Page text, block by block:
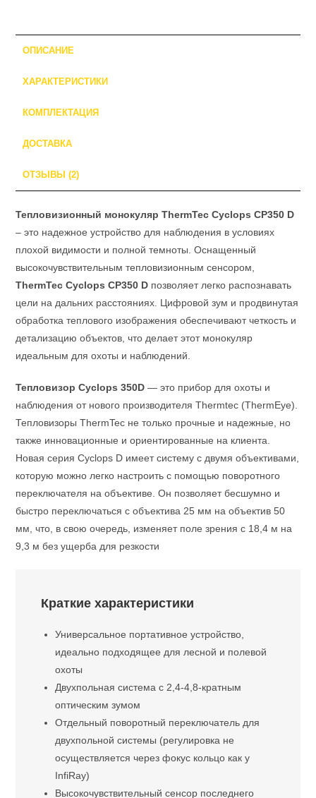
ОПИСАНИЕ
ХАРАКТЕРИСТИКИ
КОМПЛЕКТАЦИЯ
ДОСТАВКА
ОТЗЫВЫ (2)
Тепловизионный монокуляр ThermTec Cyclops CP350 D
– это надежное устройство для наблюдения в условиях
плохой видимости и полной темноты. Оснащенный
высокочувствительным тепловизионным сенсором,
ThermTec Cyclops CP350 D позволяет легко распознавать
цели на дальних расстояниях. Цифровой зум и продвинутая
обработка теплового изображения обеспечивают четкость и
детализацию объектов, что делает этот монокуляр
идеальным для охоты и наблюдений.
Тепловизор Cyclops 350D — это прибор для охоты и
наблюдения от нового производителя Thermtec (ThermEye).
Тепловизоры ThermTec не только прочные и надежные, но
также инновационные и ориентированные на клиента.
Новая серия Cyclops D имеет систему с двумя объективами,
которую можно легко настроить с помощью поворотного
переключателя на объективе. Он позволяет бесшумно и
быстро переключаться с объектива 25 мм на объектив 50
мм, что, в свою очередь, изменяет поле зрения с 18,4 м на
9,3 м без ущерба для резкости
Краткие характеристики
Универсальное портативное устройство,
идеально подходящее для лесной и полевой
охоты
Двухпольная система с 2,4-4,8-кратным
оптическим зумом
Отдельный поворотный переключатель для
двухпольной системы (регулировка не
осуществляется через фокус кольцо как у
InfiRay)
Высокочувствительный сенсор последнего